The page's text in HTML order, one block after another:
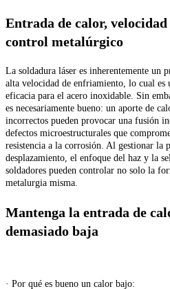
Entrada de calor,
control metalúrgico
La soldadura láser es inherentemente un
alta velocidad de enfriamiento, lo cual es
eficacia para el acero inoxidable. Sin
es necesariamente bueno: un aporte de
incorrectos pueden provocar una fusión
defectos microestructurales que
resistencia a la corrosión. Al gestionar la
desplazamiento, el enfoque del haz y la
soldadores pueden controlar no solo la
metalurgia misma.
Mantenga la entrada de
demasiado baja
· Por qué es bueno un calor bajo: